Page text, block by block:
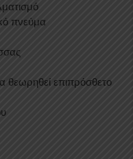
πνεύμα
θεωρηθεί επιπρόσθετο